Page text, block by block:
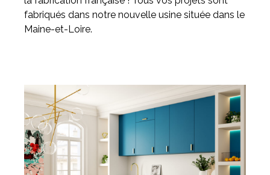
fabriqués dans notre nouvelle usine située dans le
Maine-et-Loire.